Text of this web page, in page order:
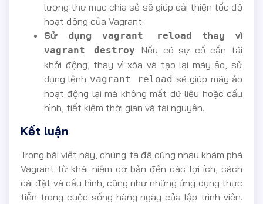
lượng thư mục chia sẻ sẽ giúp cải thiện tốc độ
hoạt động của Vagrant.
Sử dụng vagrant reload thay vì
vagrant destroy: Nếu có sự cố cần tái
khởi động, thay vì xóa và tạo lại máy ảo, sử
dụng lệnh vagrant reload sẽ giúp máy ảo
hoạt động lại mà không mất dữ liệu hoặc cấu
hình, tiết kiệm thời gian và tài nguyên.
Kết luận
Trong bài viết này, chúng ta đã cùng nhau khám phá
Vagrant từ khái niệm cơ bản đến các lợi ích, cách
cài đặt và cấu hình, cũng như những ứng dụng thực
tiễn trong cuộc sống hàng ngày của lập trình viên.